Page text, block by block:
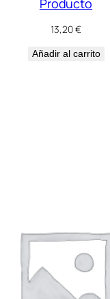
Producto
13,20€
Añadir al carrito